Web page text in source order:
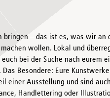
bringen – das ist es, was wir an
wollen. Lokal und
bei der Suche nach eurem
Besondere: Eure
einer Ausstellung und sind
Handlettering oder